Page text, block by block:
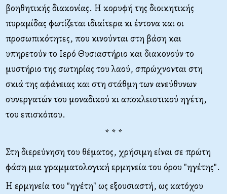
βοηθητικής διακονίας. Η κορυφή της διοικητικής
πυραμίδας φωτίζεται ιδιαίτερα κι έντονα και οι
προσωπικότητες, που κινούνται στη βάση και
υπηρετούν το Ιερό Θυσιαστήριο και διακονούν το
μυστήριο της σωτηρίας του λαού, σπρώχνονται στη
σκιά της αφάνειας και στη στάθμη των ανεύθυνων
συνεργατών του μοναδικού κι αποκλειστικού ηγέτη,
του επισκόπου.
* * *
Στη διερεύνηση του θέματος, χρήσιμη είναι σε πρώτη
φάση μια γραμματολογική ερμηνεία του όρου "ηγέτης".
Η ερμηνεία του "ηγέτη" ως εξουσιαστή, ως κατόχου